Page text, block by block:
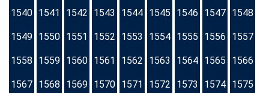
1540 1541 1542 1543 1544 1545 1546 1547 1548
1549 1550 1551 1552 1553 1554 1555 1556 1557
1558 1559 1560 1561 1562 1563 1564 1565 1566
1567 1568 1569 1570 1571 1572 1573 1574 1575